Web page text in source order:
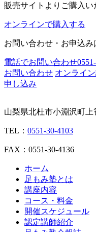
販売サイトよりご購入い
オンラインで購入する
お問い合わせ・お申込み
電話でお問い合わせ
お問い合わせ オンライ
申し込み
山梨県北杜市小淵沢町上
TEL： 0551-30-4103
FAX：0551-30-4136
ホーム
足もみ塾とは
講座内容
コース・料金
開催スケジュール
認定講師紹介